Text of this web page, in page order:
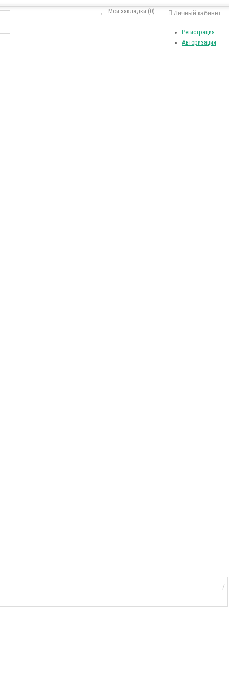
Личный кабинет
Регистрация
Авторизация
Мои закладки (0)